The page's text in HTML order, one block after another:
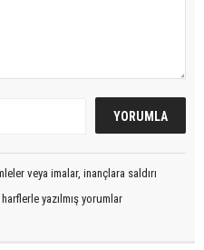
veya imalar, inançlara saldırı
yazılmış yorumlar